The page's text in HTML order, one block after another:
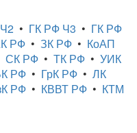
• ГК РФ Ч3 • ГК РФ
РФ • ЗК РФ • КоАП
СК РФ • ТК РФ • УИК
РФ• ГрК РФ• ЛК
РФ • КВВТ РФ • КТМ